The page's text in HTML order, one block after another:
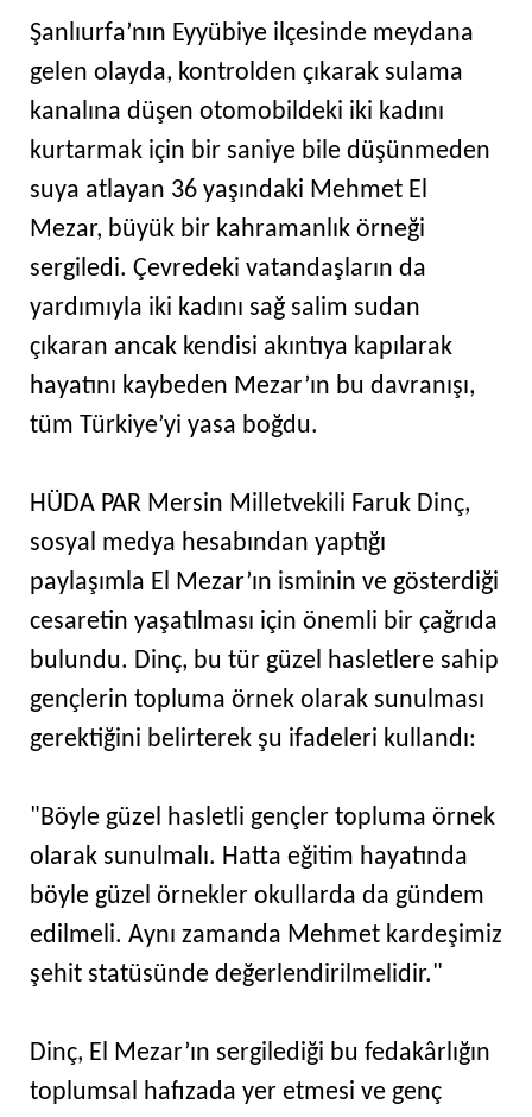
Şanlıurfa’nın Eyyübiye ilçesinde meydana
gelen olayda, kontrolden çıkarak sulama
kanalına düşen otomobildeki iki kadını
kurtarmak için bir saniye bile düşünmeden
suya atlayan 36 yaşındaki Mehmet El
Mezar, büyük bir kahramanlık örneği
sergiledi. Çevredeki vatandaşların da
yardımıyla iki kadını sağ salim sudan
çıkaran ancak kendisi akıntıya kapılarak
hayatını kaybeden Mezar’ın bu davranışı,
tüm Türkiye’yi yasa boğdu.
HÜDA PAR Mersin Milletvekili Faruk Dinç,
sosyal medya hesabından yaptığı
paylaşımla El Mezar’ın isminin ve gösterdiği
cesaretin yaşatılması için önemli bir çağrıda
bulundu. Dinç, bu tür güzel hasletlere sahip
gençlerin topluma örnek olarak sunulması
gerektiğini belirterek şu ifadeleri kullandı:
"Böyle güzel hasletli gençler topluma örnek
olarak sunulmalı. Hatta eğitim hayatında
böyle güzel örnekler okullarda da gündem
edilmeli. Aynı zamanda Mehmet kardeşimiz
şehit statüsünde değerlendirilmelidir."
Dinç, El Mezar’ın sergilediği bu fedakârlığın
toplumsal hafızada yer etmesi ve genç